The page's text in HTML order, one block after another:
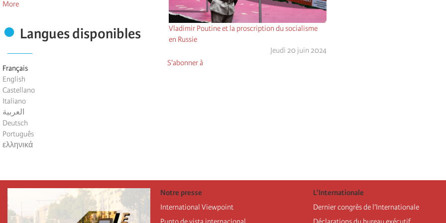
More
Langues disponibles
Français
English
Castellano
Italiano
العربية
Deutsch
Português
ελληνικά
Vladimir Poutine et la proscription du socialisme
en Russie
Jeudi 20 juin 2024
S'abonner à
Notre presse
International Viewpoint
L’Internationale
Dernier congrès de l’Internationale